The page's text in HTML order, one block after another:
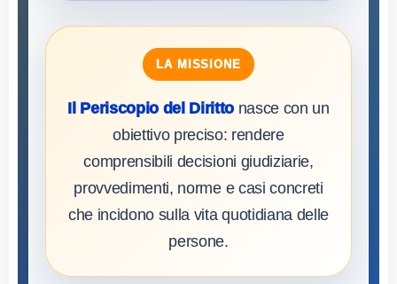
LA MISSIONE
Il Periscopio del Diritto nasce con un
obiettivo preciso: rendere
comprensibili decisioni giudiziarie,
provvedimenti, norme e casi concreti
che incidono sulla vita quotidiana delle
persone.